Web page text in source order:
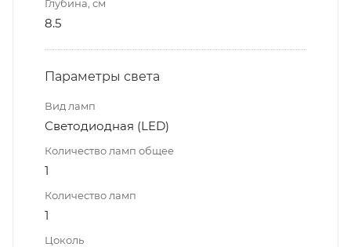
Глубина, см
8.5
Параметры света
Вид ламп
Светодиодная (LED)
Количество ламп общее
1
Количество ламп
1
Цоколь